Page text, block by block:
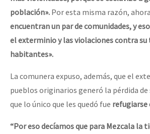
población». Por esta misma razón,
encuentran un par de comunidades, y
el exterminio y las violaciones contra
habitantes».
La comunera expuso, además, que el
pueblos originarios generó la pérdida
que lo único que les quedó fue refugiarse
“Por eso decíamos que para Mezcala la